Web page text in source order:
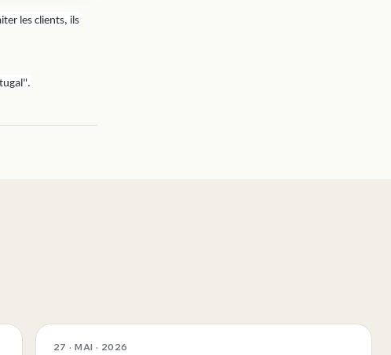
les clients, ils
27 · MAI · 2026